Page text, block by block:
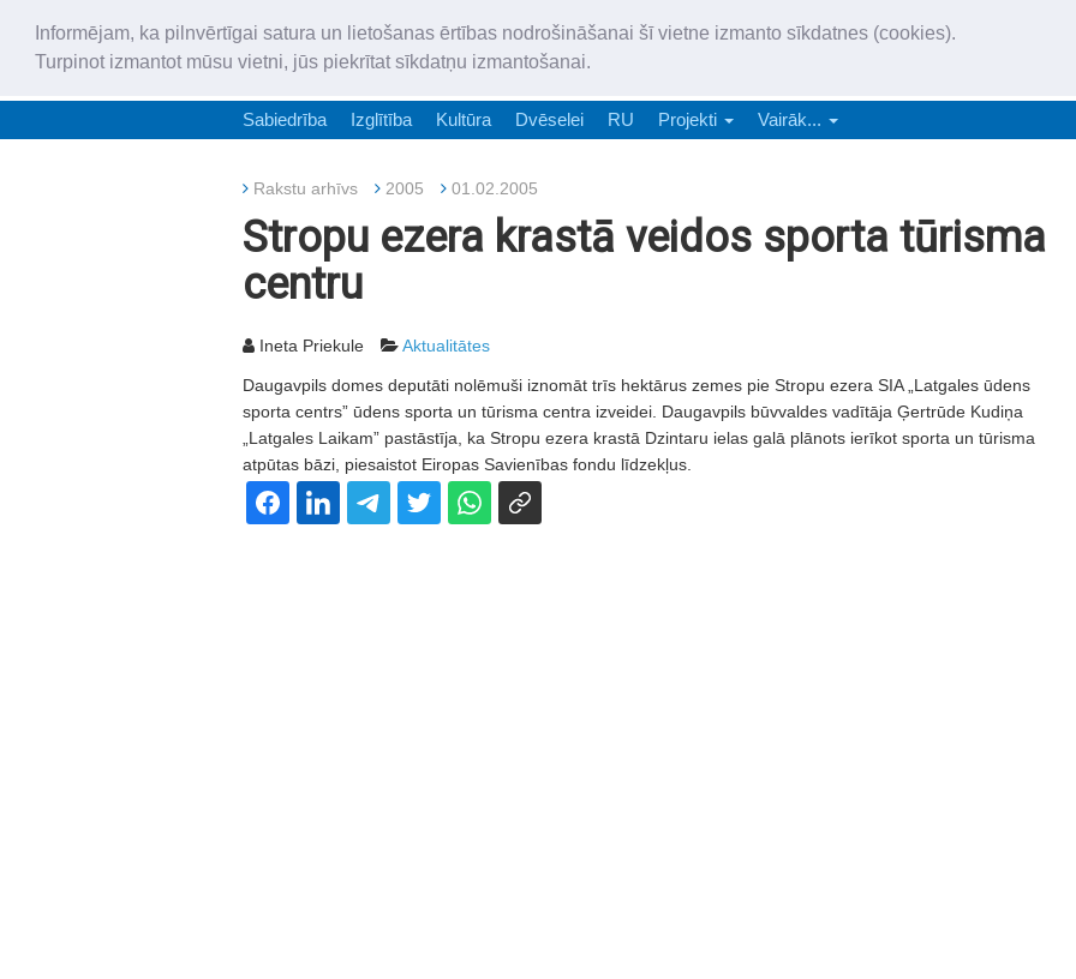
Informējam, ka pilnvērtīgai satura un lietošanas ērtības nodrošināšanai šī vietne izmanto sīkdatnes (cookies).
Turpinot izmantot mūsu vietni, jūs piekrītat sīkdatņu izmantošanai.
„Latgales Laiks” latviešu valodā aptver Daugavpils valstspilsētu,
Sabiedrība Izglītība Kultūra Dvēselei RU Projekti Vairāk...
Rakstu arhīvs 2005 01.02.2005
Stropu ezera krastā veidos sporta tūrisma
centru
Ineta Priekule Aktualitātes
Daugavpils domes deputāti nolēmuši iznomāt trīs hektārus zemes pie Stropu ezera SIA „Latgales ūdens
sporta centrs” ūdens sporta un tūrisma centra izveidei. Daugavpils būvvaldes vadītāja Ģertrūde Kudiņa
„Latgales Laikam” pastāstīja, ka Stropu ezera krastā Dzintaru ielas galā plānots ierīkot sporta un tūrisma
atpūtas bāzi, piesaistot Eiropas Savienības fondu līdzekļus.